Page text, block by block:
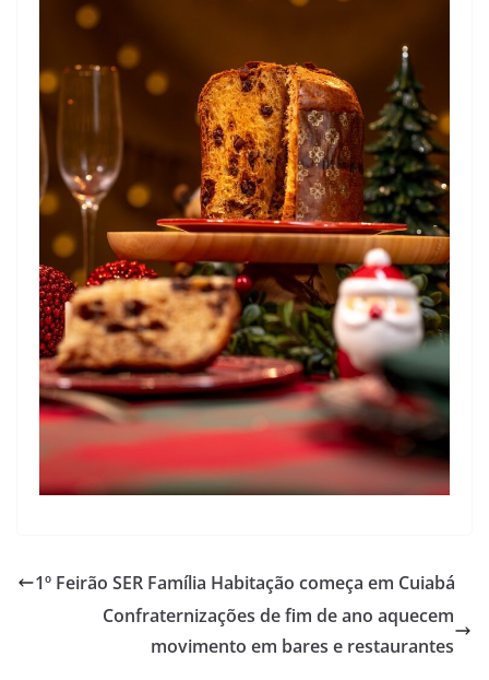
1º Feirão SER Família Habitação começa em Cuiabá
Confraternizações de fim de ano aquecem
movimento em bares e restaurantes